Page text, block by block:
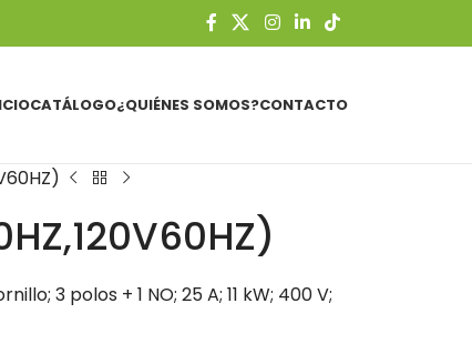
CATÁLOGO¿QUIÉNES SOMOS?CONTACTO
3 polos + 1 NO; 25 A; 11 kW; 400 V;